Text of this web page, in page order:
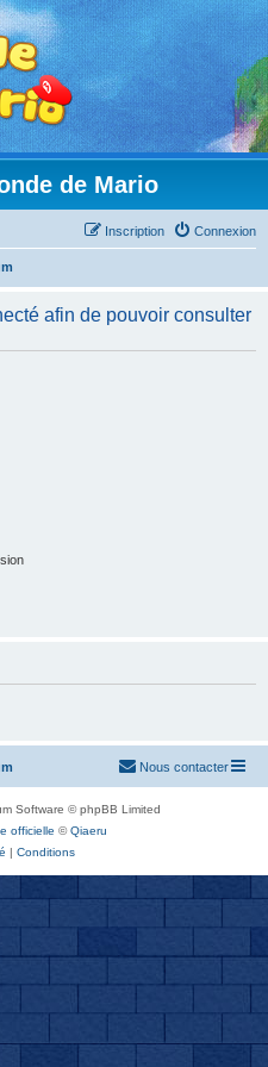
de Mario
Connexion
Inscription
afin de pouvoir consulter
Nous contacter
Software © phpBB Limited
officielle ©Qiaeru
| Conditions